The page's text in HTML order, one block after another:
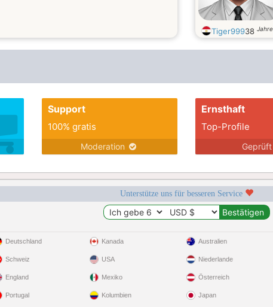
Tiger99938
Support
100% gratis
Moderation
Ernsthaft
Top-Profile
Geprüft
Unterstütze uns für besseren Service
Deutschland
Schweiz
England
Portugal
Kanada
USA
Mexiko
Kolumbien
Australien
Niederlande
Österreich
Japan